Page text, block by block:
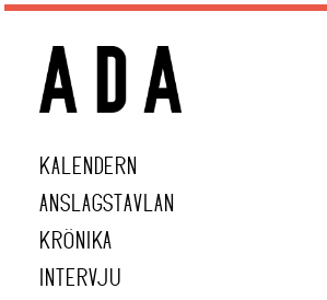
KALENDERN
ANSLAGSTAVLAN
KRÖNIKA
INTERVJU